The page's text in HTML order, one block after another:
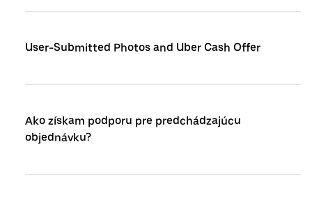
User-Submitted Photos and Uber Cash Offer
Ako získam podporu pre predchádzajúcu
objednávku?